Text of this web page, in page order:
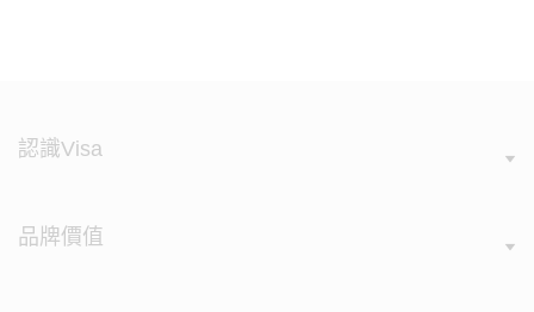
認識Visa
品牌價值